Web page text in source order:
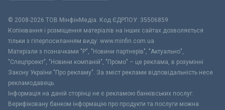
© 2008-2026 ТОВ МiнфiнМедiа. Код ЄДРПОУ: 35506859
Копіювання і розміщення матеріалів на інших сайтах дозволяється
тільки з гіперпосиланням виду: www.minfin.com.ua
Матеріали з позначками "Р", "Новини партнерів", "Актуально",
"Спецпроект", "Новини компаній", "Промо" – це реклама, в розумінні
Закону України "Про рекламу". За зміст реклами відповідальність несе
рекламодавець.
Інформація на даній сторінці не є рекламою банківських послуг.
Верифіковану банком інформацію про продукти та послуги можна